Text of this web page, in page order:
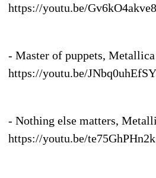
https://youtu.be/Gv6kO4akve8
- Master of puppets, Metallica
https://youtu.be/JNbq0uhEfSY
- Nothing else matters,
https://youtu.be/te75GhPHn2k